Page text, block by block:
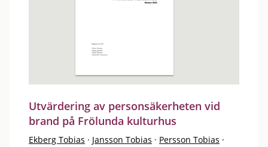
Utvärdering av personsäkerheten vid
brand på Frölunda kulturhus
Ekberg Tobias · Jansson Tobias · Persson Tobias ·